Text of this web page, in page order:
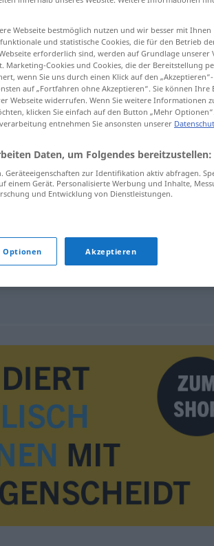
Exilierung
Webseite bestmöglich nutzen und wir besser mit Ihnen
und statistische Cookies, die für den Betrieb
erforderlich sind, werden auf Grundlage unserer
Marketing-Cookies und Cookies, die der Bereitstellung
wenn Sie uns durch einen Klick auf den
auf „Fortfahren ohne Akzeptieren“. Sie können
Webseite widerrufen. Wenn Sie weitere Informationen
klicken Sie einfach auf den Button „Mehr
entnehmen Sie ansonsten unserer
Daten, um Folgendes bereitzustellen:
Geräteeigenschaften zur Identifikation aktiv abfragen.
Gerät. Personalisierte Werbung und Inhalte,
und Entwicklung von Dienstleistungen.
Optionen Akzeptieren